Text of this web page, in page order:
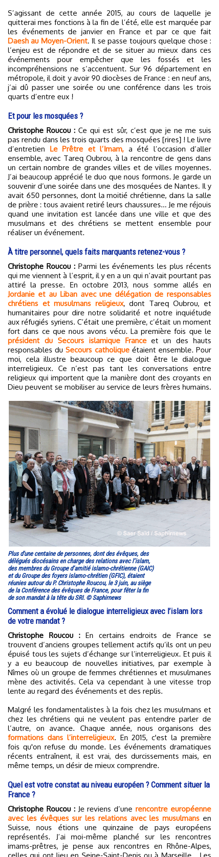
S’agissant de cette année 2015, au cours de laquelle je
quitterai mes fonctions à la fin de l’été, elle est marquée par
les événements de janvier en France et par ce que fait
Daesh au Moyen-Orient. Il se passe toujours quelque chose :
l’enjeu est de répondre et de se situer au mieux dans ces
événements pour empêcher que les fossés et les
incompréhensions ne s’accentuent. Sur 96 département en
métropole, il doit y avoir 90 diocèses de France : en neuf ans,
j’ai dû passer une soirée ou une conférence dans les trois
quarts d’entre eux !
Et pour les mosquées ?
Christophe Roucou : Ce qui est sûr, c’est que je ne me suis
pas rendu dans les trois quarts des mosquées [rires] ! Le livre
d’entretien Le Prêtre et l’Imam, a été l’occasion d’aller
ensemble, avec Tareq Oubrou, à la rencontre de gens dans
un certain nombre de grandes villes et de villes moyennes.
J’ai beaucoup apprécié le duo que nous formons. Je garde un
souvenir d’une soirée dans une des mosquées de Nantes. Il y
avait 650 personnes, dont la moitié chrétienne, dans la salle
de prière : tous avaient retiré leurs chaussures… Je me réjouis
quand une invitation est lancée dans une ville et que des
musulmans et des chrétiens se mettent ensemble pour
réaliser un événement.
À titre personnel, quels faits marquants retenez-vous ?
Christophe Roucou :Parmi les événements les plus récents
qui me viennent à l’esprit, il y en a un qui n’avait pourtant pas
attiré la presse. En octobre 2013, nous somme allés en
Jordanie et au Liban avec une délégation de responsables
chrétiens et musulmans religieux, dont Tareq Oubrou, et
humanitaires pour dire notre solidarité et notre inquiétude
aux réfugiés syriens. C’était une première, c’était un moment
fort dans ce que nous avons vécu. La première fois que le
président du Secours islamique Franceet un des hauts
responsables duSecours catholiqueétaient ensemble. Pour
moi, cela illustre beaucoup ce que doit être le dialogue
interreligieux. Ce n’est pas tant les conversations entre
religieux qui importent que la manière dont des croyants en
Dieu peuvent se mobiliser au service de leurs frères humains.
Plus d'une centaine de personnes, dont des évêques, des
délégués diocésains en charge des relations avec l’islam,
des membres du Groupe d’amitié islamo-chrétienne (GAIC)
et du Groupe des foyers islamo-chrétien (GFIC), étaient
réunies autour du P. Christophe Roucou, le 3 juin, au siège
de la Conférence des évêques de France, pour fêter la fin
de son mandat à la tête du SRI. © Saphirnews
Comment a évolué le dialogue interreligieux avec l’islam lors
de votre mandat ?
Christophe Roucou :En certains endroits de France se
trouvent d’anciens groupes tellement actifs qu’ils ont un peu
épuisé tous les sujets d’échange sur l’interreligieux. Et puis il
y a eu beaucoup de nouvelles initiatives, par exemple à
Nîmes où un groupe de femmes chrétiennes et musulmanes
mène des activités. Cela va cependant à une vitesse trop
lente au regard des événements et des replis.
Malgré les fondamentalistes à la fois chez les musulmans et
chez les chrétiens qui ne veulent pas entendre parler de
l’autre, on avance. Chaque année, nous organisons des
formations dans l’interreligieux. En 2015, c'est la première
fois qu'on refuse du monde. Les événements dramatiques
récents entraînent, il est vrai, des durcissements mais, en
même temps, un désir de mieux comprendre.
Quel est votre constat au niveau européen ? Comment situer la
France ?
Christophe Roucou :Je reviens d’unerencontre européenne
avec les évêques sur les relations avec les musulmans en
Suisse, nous étions une quinzaine de pays européens
représentés. J’ai moi-même planché sur les rencontres
imams-prêtres, je pense aux rencontres en Rhône-Alpes,
celles qui ont lieu en Seine-Saint-Denis ou à Marseille… Les